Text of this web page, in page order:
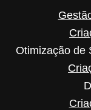
Otimização de